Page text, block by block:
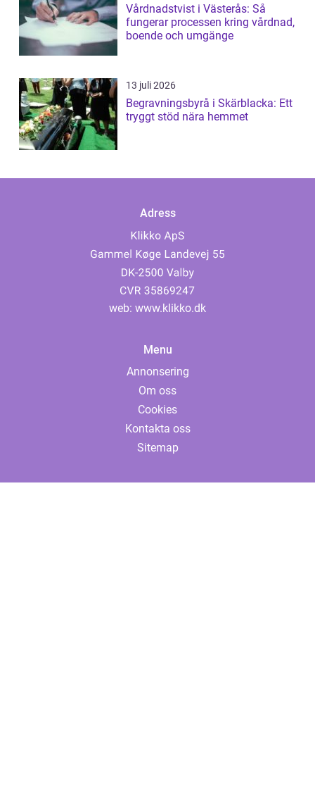
Vårdnadstvist i Västerås: Så
fungerar processen kring vårdnad,
boende och umgänge
13 juli 2026
Begravningsbyrå i Skärblacka: Ett
tryggt stöd nära hemmet
Adress
web: www.klikko.dk
Menu
Annonsering
Om oss
Cookies
Kontakta oss
Sitemap